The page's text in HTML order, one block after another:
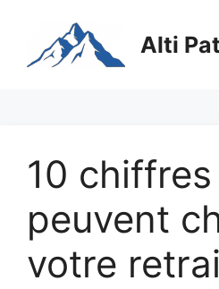
contenu
Alti
10
peuvent
votre